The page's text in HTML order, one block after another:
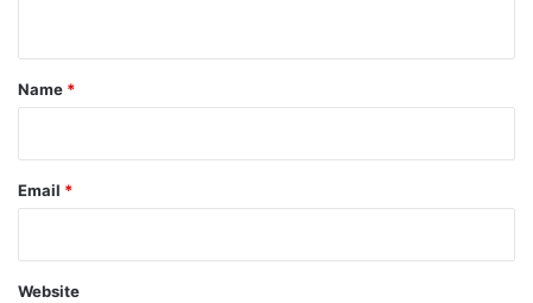
*
Name *
Email *
Website